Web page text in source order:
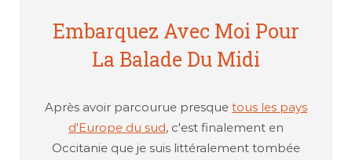
Embarquez Avec Moi Pour
La Balade Du Midi
Après avoir parcourue presque tous les pays
d'Europe du sud, c'est finalement en
Occitanie que je suis littéralement tombée